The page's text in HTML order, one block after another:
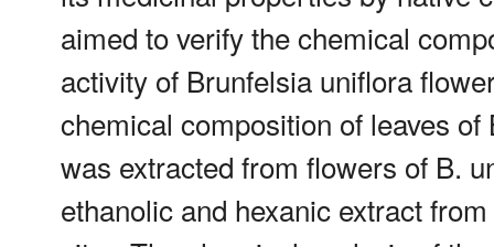
aimed to verify the chemical
activity of Brunfelsia uniflora
chemical composition of leaves
was extracted from flowers of B.
ethanolic and hexanic extract